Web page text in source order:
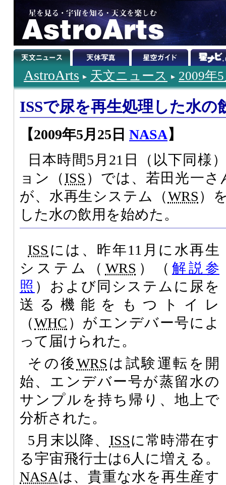
AstroArts 天文ニュース 2009年
ISSで尿を再生処理した水の
【2009年5月25日 NASA】
日本時間5月21日（以下同様
ョン（ISS ）では、若田光一
が、水再生システム（WRS）
した水の飲用を始めた。
ISS には、昨年11月に水再生
システム（ WRS ）（ 解説参
照 ）および同システムに尿を
送る機能をもつトイレ
（WHC ）がエンデバー号によ
って届けられた。
その後WRS は試験運転を開
始、エンデバー号が蒸留水の
サンプルを持ち帰り、地上で
分析された。
5月末以降、 ISSに常時滞在す
る宇宙飛行士は6人に増える。
NASAは、貴重な水を再生産す